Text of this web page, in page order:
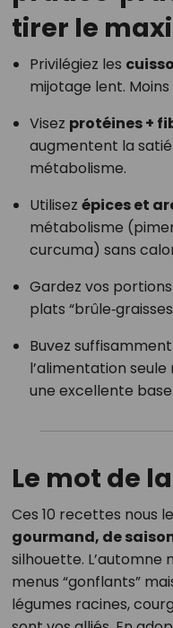
tirer le
Privilégiez les
mijotage lent.
Visez protéines +
augmentent la
métabolisme.
Utilisez épices et
métabolisme
curcuma) sans
Gardez vos portions
plats
Buvez
l’alimentation
une excellente base.
Le mot de
Ces 10 recettes nous
gourmand, de
silhouette. L’automne
menus “gonflants”
légumes racines,